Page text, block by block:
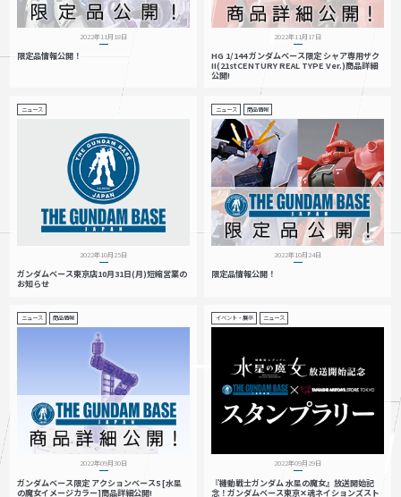
2022年11月18日
限定品情報公開！
2022年11月17日
HG 1/144 ガンダムベース限定 シャア専用ザク
II(21stCENTURY REAL TYPE Ver.)商品詳細
公開!
ニュース
2022年10月25日
ガンダムベース東京店10月31日(月)短縮営業の
お知らせ
ニュース 商品情報
2022年10月24日
限定品情報公開！
ニュース 商品情報
2022年09月30日
ガンダムベース限定 アクションベース5 [水星
の魔女イメージカラー]商品詳細公開!
イベント・展示 ニュース
2022年09月29日
『機動戦士ガンダム 水星の魔女』放送開始記
念！ガンダムベース東京✕魂ネイションズスト